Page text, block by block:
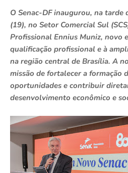
O Senac-DF inaugurou, na
(19), no Setor Comercial Sul
Profissional Ennius Muniz, novo
qualificação profissional e à
na região central de Brasília. A
missão de fortalecer a formação
oportunidades e contribuir
desenvolvimento econômico e